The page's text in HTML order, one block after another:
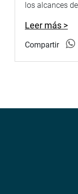
los alcances
Leer más >
Compartir